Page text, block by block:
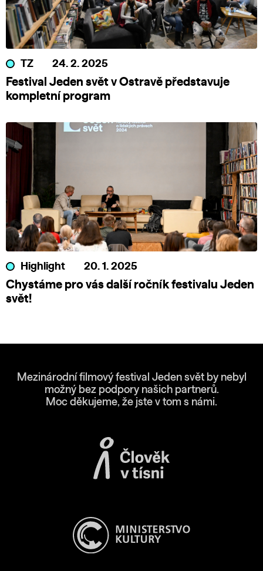
TZ 24. 2. 2025
Festival Jeden svět v Ostravě představuje
kompletní program
Highlight 20. 1. 2025
Chystáme pro vás další ročník festivalu Jeden
svět!
Mezinárodní filmový festival Jeden svět by nebyl
možný bez podpory našich partnerů.
Moc děkujeme, že jste v tom s námi.